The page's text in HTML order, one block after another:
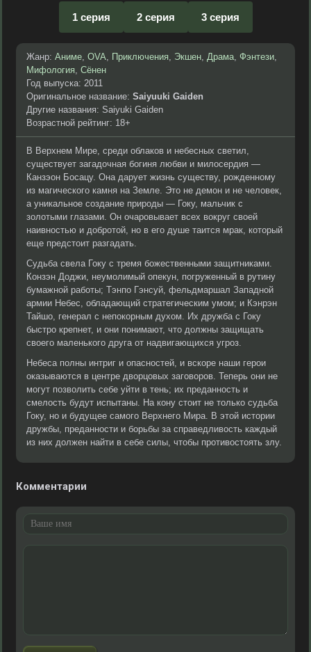
1 серия 2 серия 3 серия
Жанр: Аниме, OVA, Приключения, Экшен, Драма, Фэнтези,
Мифология, Сёнен
Год выпуска: 2011
Оригинальное название: Saiyuuki Gaiden
Другие названия: Saiyuki Gaiden
Возрастной рейтинг: 18+
В Верхнем Мире, среди облаков и небесных светил,
существует загадочная богиня любви и милосердия —
Канзэон Босацу. Она дарует жизнь существу, рожденному
из магического камня на Земле. Это не демон и не человек,
а уникальное создание природы — Гоку, мальчик с
золотыми глазами. Он очаровывает всех вокруг своей
наивностью и добротой, но в его душе таится мрак, который
еще предстоит разгадать.
Судьба свела Гоку с тремя божественными защитниками.
Конзэн Доджи, неумолимый опекун, погруженный в рутину
бумажной работы; Тэнпо Гэнсуй, фельдмаршал Западной
армии Небес, обладающий стратегическим умом; и Кэнрэн
Тайшо, генерал с непокорным духом. Их дружба с Гоку
быстро крепнет, и они понимают, что должны защищать
своего маленького друга от надвигающихся угроз.
Небеса полны интриг и опасностей, и вскоре наши герои
оказываются в центре дворцовых заговоров. Теперь они не
могут позволить себе уйти в тень; их преданность и
смелость будут испытаны. На кону стоит не только судьба
Гоку, но и будущее самого Верхнего Мира. В этой истории
дружбы, преданности и борьбы за справедливость каждый
из них должен найти в себе силы, чтобы противостоять злу.
Комментарии